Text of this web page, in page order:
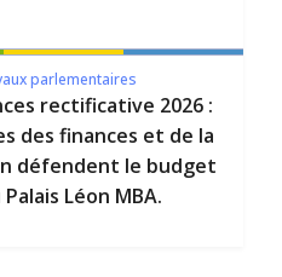
parlementaires
rectificative 2026 :
des finances et de la
défendent le budget
Léon MBA.